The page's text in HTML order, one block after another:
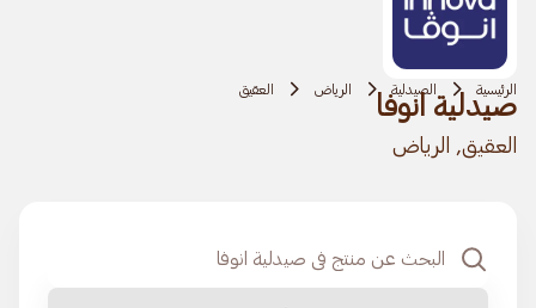
الرئيسية الصيدلية الرياض العقيق
صيدلية انوفا
العقيق, الرياض